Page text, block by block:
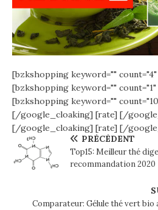
[bzkshopping keyword=""
[bzkshopping keyword=""
[bzkshopping keyword=""
[/google_cloaking] [rate] [/
[/google_cloaking] [rate] [/
PRÉCÉDENT
Top15: Meilleur thé
recommandation 2020
Comparateur: Gélule thé vert bio